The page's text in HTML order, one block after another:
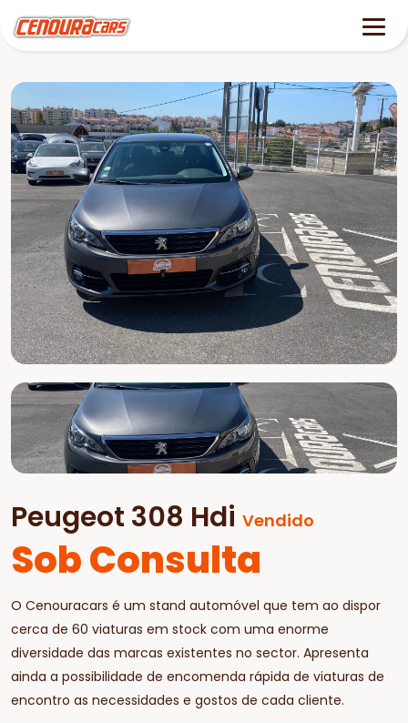
Peugeot 308 Hdi Vendido
Sob Consulta
O Cenouracars é um stand automóvel que tem ao dispor
cerca de 60 viaturas em stock com uma enorme
diversidade das marcas existentes no sector. Apresenta
ainda a possibilidade de encomenda rápida de viaturas de
encontro as necessidades e gostos de cada cliente.